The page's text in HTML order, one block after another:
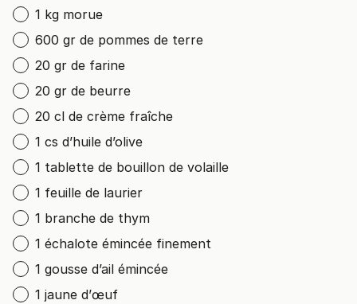
1 kg morue
600 gr de pommes de terre
20 gr de farine
20 gr de beurre
20 cl de crème fraîche
1 cs d’huile d’olive
1 tablette de bouillon de volaille
1 feuille de laurier
1 branche de thym
1 échalote émincée finement
1 gousse d’ail émincée
1 jaune d’œuf